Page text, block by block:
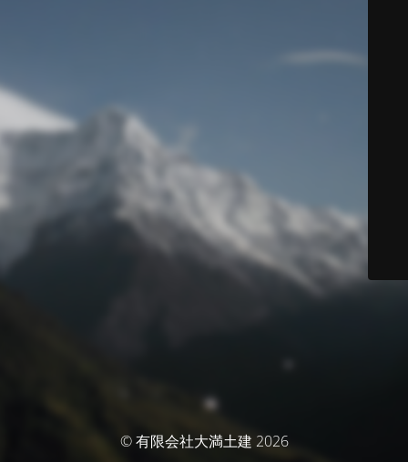
© 有限会社大満土建 2026